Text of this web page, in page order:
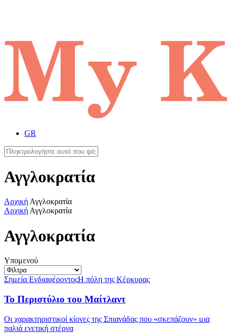
GR
Αγγλοκρατία
ΑρχικήΑγγλοκρατία
ΑρχικήΑγγλοκρατία
Αγγλοκρατία
Υπομενού
Σημεία ΕνδιαφέροντοςΗ πόλη της Κέρκυρας
Το Περιστύλιο του Μαίτλαντ
Οι χαρακτηριστικοί κίονες της Σπιανάδας που «σκεπάζουν» μια
παλιά ενετική στέρνα